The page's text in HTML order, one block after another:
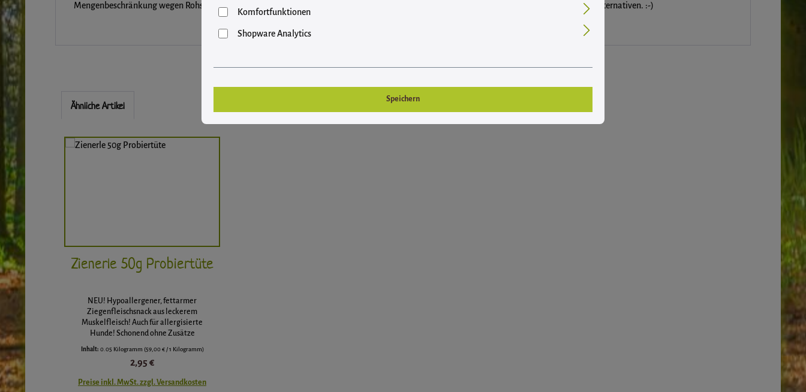
Mengenbeschränkung wegen Rohstoffknappheit, nur vorübergehend verfügbar, bitte schauen Sie bei unseren anderen Snacks nach leckeren Alternativen. :-)
Ähnliche Artikel
Produktgalerie überspringen
Zienerle 50g Probiertüte
NEU! Hypoallergener, fettarmer
Ziegenfleischsnack aus leckerem
Muskelfleisch! Auch für allergisierte
Hunde! Schonend ohne Zusätze
Würstchen (je ca. 2-5 cm lang, Anzahl
variiert je nach Länge/Gewicht der
(bei Verfügbarkeit) Nachschub in der 750g
Inhalt: 0.05 Kilogramm (59,00 € / 1 Kilogramm)
Regulärer Preis:
2,95 €
Preise inkl. MwSt. zzgl. Versandkosten
Komfortfunktionen
Shopware Analytics
Speichern